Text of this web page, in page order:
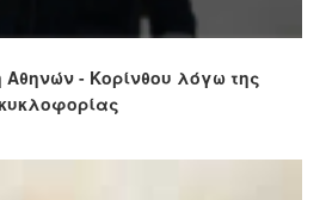
Αθηνών - Κορίνθου λόγω της